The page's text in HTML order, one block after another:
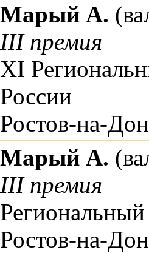
Марый А.
III премия
XI
России
Ростов-на-
Марый А.
III премия
Ростов-на-